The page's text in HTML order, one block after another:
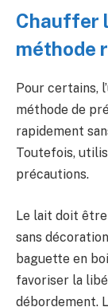
Chauffer
méthode
Pour certains,
méthode de
rapidement
Toutefois,
précautions.
Le lait doit
sans
baguette en
favoriser la
débordement.